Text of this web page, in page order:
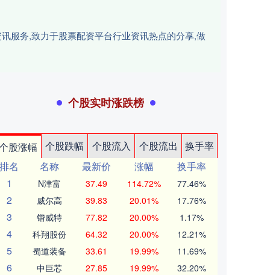
服务,致力于股票配资平台行业资讯热点的分享,做
个股实时涨跌榜
股涨幅 个股跌幅 个股流入 个股流出
换手率
排名
名称 最新价 涨幅
换手率
1
N津富 37.49 114.72% 77.46%
2 威尔高 39.83 20.01% 17.76%
3 锴威特 77.82 20.00% 1.17%
4 科翔股份 64.32 20.00% 12.21%
5 蜀道装备 33.61 19.99% 11.69%
6 中巨芯 27.85 19.99% 32.20%